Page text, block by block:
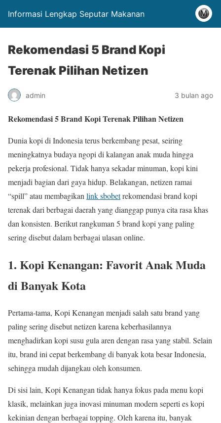
Informasi Lengkap Seputar Makanan
Rekomendasi 5 Brand Kopi
Terenak Pilihan Netizen
admin 3 bulan ago
Rekomendasi 5 Brand Kopi Terenak Pilihan Netizen
Dunia kopi di Indonesia terus berkembang pesat, seiring
meningkatnya budaya ngopi di kalangan anak muda hingga
pekerja profesional. Tidak hanya sekadar minuman, kopi kini
menjadi bagian dari gaya hidup. Belakangan, netizen ramai
“spill” atau membagikan link sbobetrekomendasi brand kopi
terenak dari berbagai daerah yang dianggap punya cita rasa khas
dan konsisten. Berikut rangkuman 5 brand kopi yang paling
sering disebut dalam berbagai ulasan online.
1. Kopi Kenangan: Favorit Anak Muda
di Banyak Kota
Pertama-tama, Kopi Kenangan menjadi salah satu brand yang
paling sering disebut netizen karena keberhasilannya
menghadirkan kopi susu gula aren dengan rasa yang stabil. Selain
itu, brand ini cepat berkembang di banyak kota besar Indonesia,
sehingga mudah dijangkau oleh konsumen.
Di sisi lain, Kopi Kenangan tidak hanya fokus pada menu kopi
klasik, melainkan juga inovasi minuman modern seperti es kopi
kekinian dengan berbagai topping. Oleh karena itu, banyak